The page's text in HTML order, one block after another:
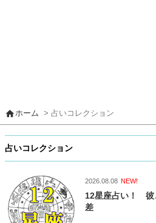
homeホーム > 占いコレクション
占いコレクション
2026.08.08 NEW!
12星座占い！ 彼
差